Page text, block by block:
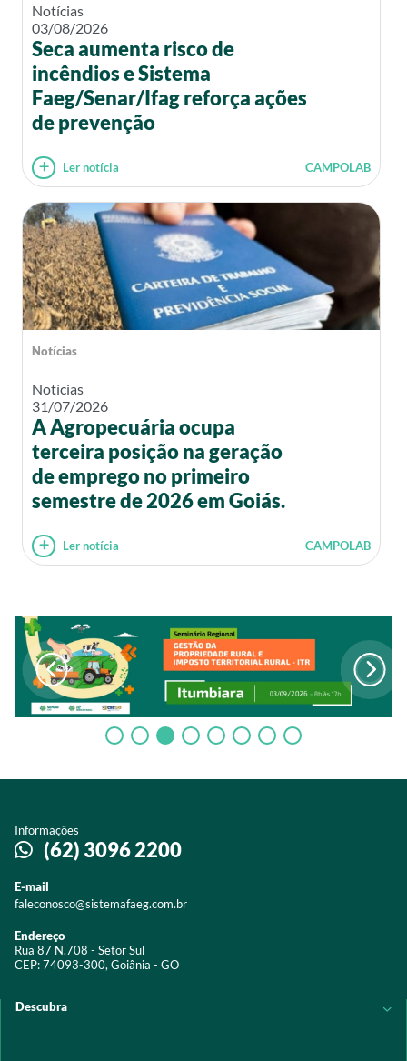
Notícias
03/08/2026
Seca aumenta risco de
incêndios e Sistema
Faeg/Senar/Ifag reforça ações
de prevenção
Ler notícia CAMPOLAB
Notícias
Notícias
31/07/2026
A Agropecuária ocupa
terceira posição na geração
de emprego no primeiro
semestre de 2026 em Goiás.
Ler notícia CAMPOLAB
Informações
(62) 3096 2200
E-mail
faleconosco@sistemafaeg.com.br
Endereço
Rua 87 N.708 - Setor Sul
CEP: 74093-300, Goiânia - GO
Descubra